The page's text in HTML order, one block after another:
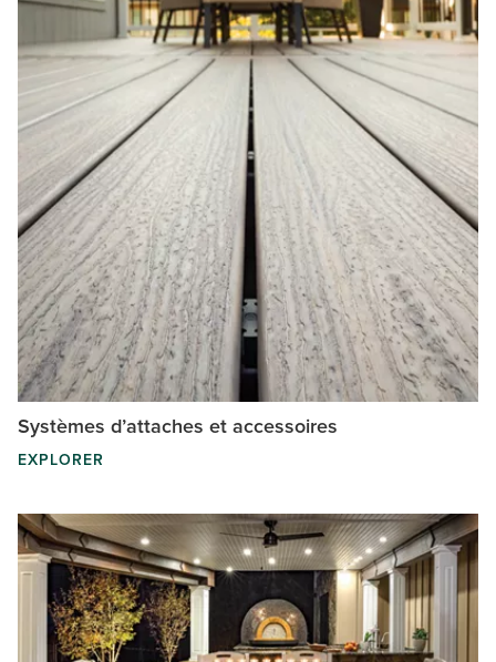
Systèmes d’attaches et accessoires
EXPLORER